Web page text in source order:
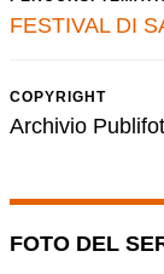
FESTIVAL DI
COPYRIGHT
Archivio
FOTO DEL